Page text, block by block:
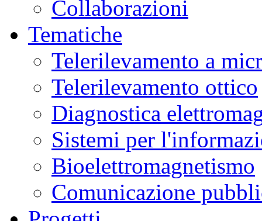
Collaborazioni
Tematiche
Telerilevamento a
Telerilevamento ottico
Diagnostica
Sistemi per
Bioelettromagnetismo
Comunicazione